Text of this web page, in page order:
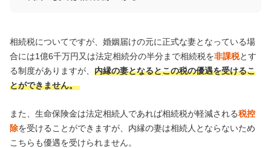
相続税についてですが、婚姻届けの元に正式な妻となっている場
合には1億6千万円又は法定相続分の半分まで相続税を非課税とす
る制度がありますが、 内縁の妻となるとこの税の優遇を受けるこ
とができません。
また、生命保険金は法定相続人であれば相続税が軽減される税控
除を受けることができますが、内縁の妻は相続人とならないため
こちらも優遇を受けられません。